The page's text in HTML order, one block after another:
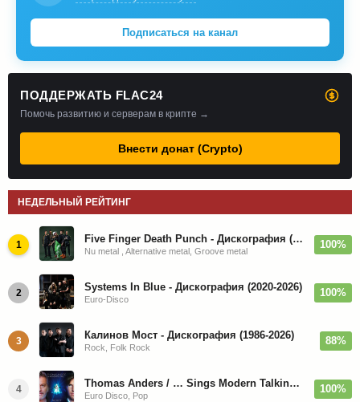
Подписаться на канал
ПОДДЕРЖАТЬ FLAC24
Помочь развитию и серверам в крипте →
Внести донат (Crypto)
НЕДЕЛЬНЫЙ РЕЙТИНГ
1 Five Finger Death Punch - Дискография (2008-2026)
Nu metal , Alternative metal, Groove metal
100%
2 Systems In Blue - Дискография (2020-2026)
Euro-Disco
100%
3 Калинов Мост - Дискография (1986-2026)
Rock, Folk Rock
88%
4 Thomas Anders / … Sings Modern Talking: The Best hi-res
Euro Disco, Pop
100%